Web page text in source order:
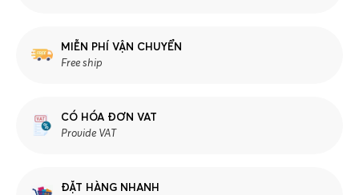
MIỄN PHÍ VẬN CHUYỂN
Free ship
CÓ HÓA ĐƠN VAT
Provide VAT
ĐẶT HÀNG NHANH